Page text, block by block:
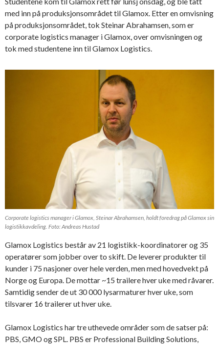
med inn på produksjonsområdet til Glamox. Etter en omvisning
på produksjonsområdet, tok Steinar Abrahamsen, som er
corporate logistics manager i Glamox, over omvisningen og
tok med studentene inn til Glamox Logistics.
Corporate logistics manager i Glamox, Steinar Abrahamsen, holdt foredrag på Glamox sin
logistikkavdeling. Foto: Andreas Hustad
Glamox Logistics består av 21 logistikk-koordinatorer og 35
operatører som jobber over to skift. De leverer produkter til
kunder i 75 nasjoner over hele verden, men med hovedvekt på
Norge og Europa. De mottar ~15 trailere hver uke med råvarer.
Samtidig sender de ut 30 000 lysarmaturer hver uke, som
tilsvarer 16 trailerer ut hver uke.
Glamox Logistics har tre uthevede områder som de satser på:
PBS, GMO og SPL. PBS er Professional Building Solutions,